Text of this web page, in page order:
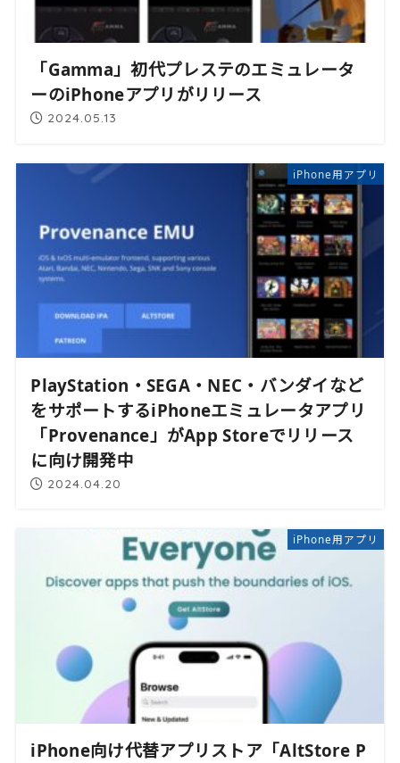
「Gamma」初代プレステのエミュレータ
ーのiPhoneアプリがリリース
2024.05.13
iPhone用アプリ
PlayStation・SEGA・NEC・バンダイなど
をサポートするiPhoneエミュレータアプリ
「Provenance」がApp Storeでリリース
に向け開発中
2024.04.20
iPhone用アプリ
iPhone向け代替アプリストア「AltStore P